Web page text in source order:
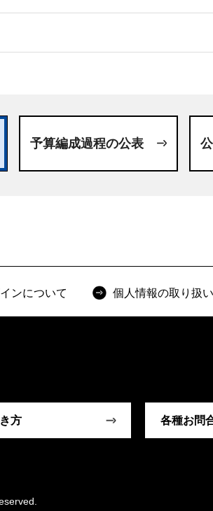
予算編成過程の公表
ンについて 個人情報の取り扱い
方 各種お問